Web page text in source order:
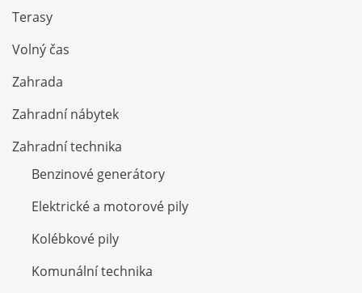
Terasy
Volný čas
Zahrada
Zahradní nábytek
Zahradní technika
Benzinové generátory
Elektrické a motorové pily
Kolébkové pily
Komunální technika